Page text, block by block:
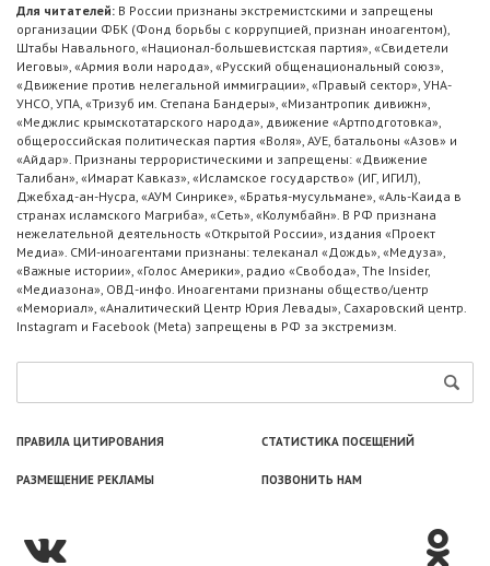
Для читателей: В России признаны экстремистскими и запрещены
организации ФБК (Фонд борьбы с коррупцией, признан иноагентом),
Штабы Навального, «Национал-большевистская партия», «Свидетели
Иеговы», «Армия воли народа», «Русский общенациональный союз»,
«Движение против нелегальной иммиграции», «Правый сектор», УНА-
УНСО, УПА, «Тризуб им. Степана Бандеры», «Мизантропик дивижн»,
«Меджлис крымскотатарского народа», движение «Артподготовка»,
общероссийская политическая партия «Воля», АУЕ, батальоны «Азов» и
«Айдар». Признаны террористическими и запрещены: «Движение
Талибан», «Имарат Кавказ», «Исламское государство» (ИГ, ИГИЛ),
Джебхад-ан-Нусра, «АУМ Синрике», «Братья-мусульмане», «Аль-Каида в
странах исламского Магриба», «Сеть», «Колумбайн». В РФ признана
нежелательной деятельность «Открытой России», издания «Проект
Медиа». СМИ-иноагентами признаны: телеканал «Дождь», «Медуза»,
«Важные истории», «Голос Америки», радио «Свобода», The Insider,
«Медиазона», ОВД-инфо. Иноагентами признаны общество/центр
«Мемориал», «Аналитический Центр Юрия Левады», Сахаровский центр.
Instagram и Facebook (Metа) запрещены в РФ за экстремизм.
ПРАВИЛА ЦИТИРОВАНИЯ СТАТИСТИКА ПОСЕЩЕНИЙ
РАЗМЕЩЕНИЕ РЕКЛАМЫ ПОЗВОНИТЬ НАМ